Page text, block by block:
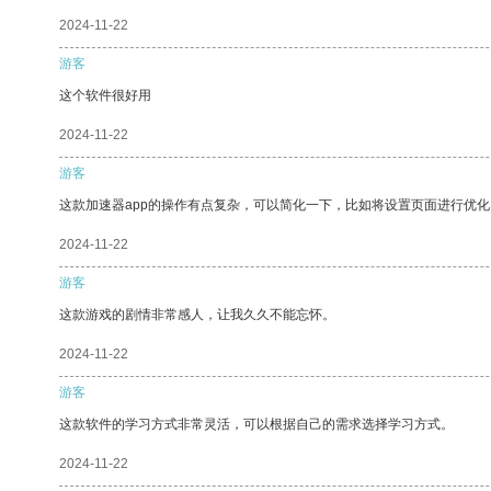
2024-11-22
游客
这个软件很好用
2024-11-22
游客
这款加速器app的操作有点复杂，可以简化一下，比如将设置页面进行优
2024-11-22
游客
这款游戏的剧情非常感人，让我久久不能忘怀。
2024-11-22
游客
这款软件的学习方式非常灵活，可以根据自己的需求选择学习方式。
2024-11-22